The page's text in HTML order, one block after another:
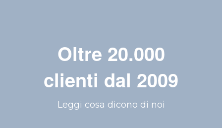
Oltre 20.000
clienti dal 2009
Leggi cosa dicono di noi